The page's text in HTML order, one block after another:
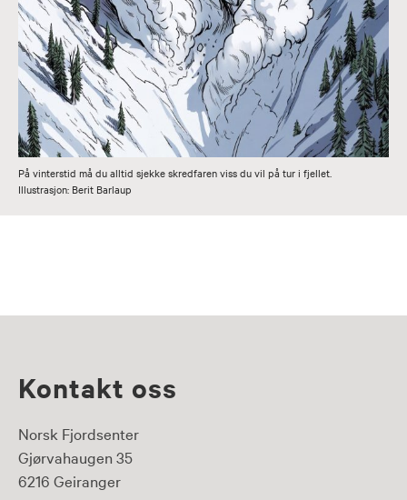
På vinterstid må du alltid sjekke skredfaren viss du vil på tur i fjellet.
Illustrasjon: Berit Barlaup
Kontakt oss
Norsk Fjordsenter
Gjørvahaugen 35
6216 Geiranger